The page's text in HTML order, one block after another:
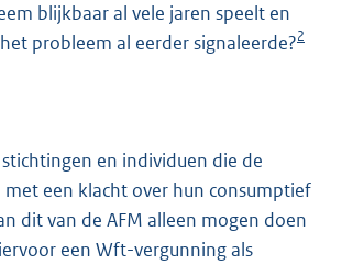
blijkbaar al vele jaren speelt en
probleem al eerder signaleerde?2
en individuen die de
met een klacht over hun consumptief
dit van de AFM alleen mogen doen
een Wft-vergunning als